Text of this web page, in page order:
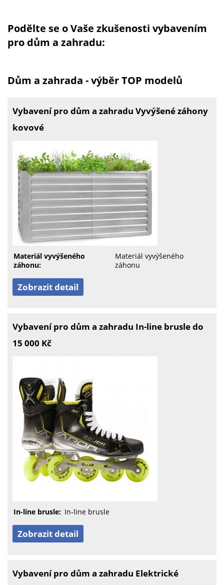
Podělte se o Vaše zkušenosti vybavením
pro dům a zahradu:
Dům a zahrada - výběr TOP modelů
Vybavení pro dům a zahradu Vyvýšené záhony
kovové
Materiál vyvýšeného
záhonu:
Materiál vyvýšeného
záhonu
Zobrazit detail
Vybavení pro dům a zahradu In-line brusle do
15 000 Kč
In-line brusle: In-line brusle
Zobrazit detail
Vybavení pro dům a zahradu Elektrické